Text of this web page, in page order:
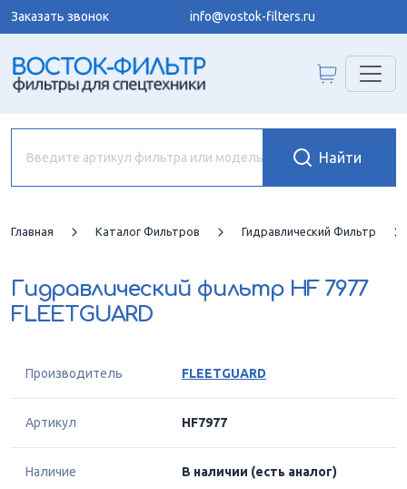
Заказать звонок info@vostok-filters.ru
Главная Каталог Фильтров Гидравлический Фильтр
Гидравлический фильтр HF 7977
FLEETGUARD
Производитель FLEETGUARD
Артикул HF7977
Наличие В наличии (есть аналог)